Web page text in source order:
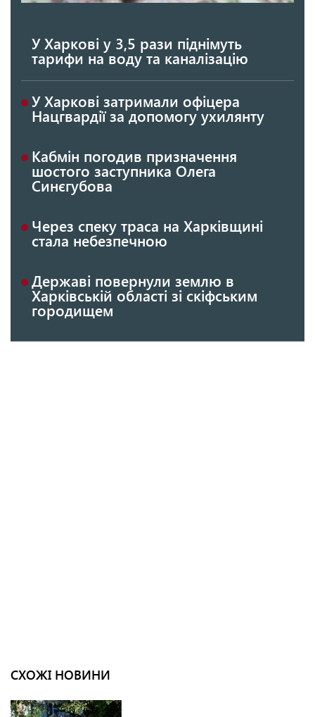
У Харкові у 3,5 рази піднімуть
тарифи на воду та каналізацію
У Харкові затримали офіцера
Нацгвардії за допомогу ухилянту
Кабмін погодив призначення
шостого заступника Олега
Синєгубова
Через спеку траса на Харківщині
стала небезпечною
Державі повернули землю в
Харківській області зі скіфським
городищем
СХОЖІ НОВИНИ